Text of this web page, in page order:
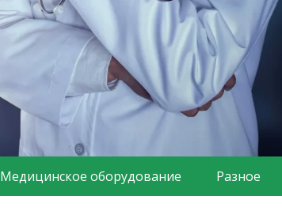
Медицинское оборудование Разное